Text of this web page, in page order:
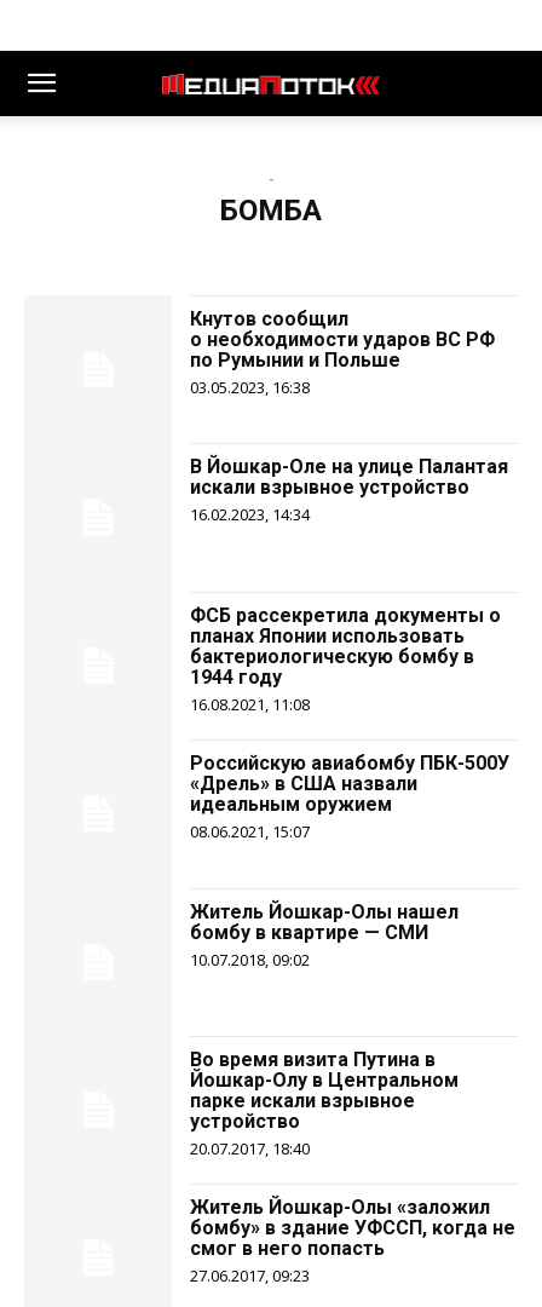
-
БОМБА
Кнутов сообщил
о необходимости ударов ВС РФ
по Румынии и Польше
03.05.2023, 16:38
В Йошкар-Оле на улице Палантая
искали взрывное устройство
16.02.2023, 14:34
ФСБ рассекретила документы о
планах Японии использовать
бактериологическую бомбу в
1944 году
16.08.2021, 11:08
Российскую авиабомбу ПБК-500У
«Дрель» в США назвали
идеальным оружием
08.06.2021, 15:07
Житель Йошкар-Олы нашел
бомбу в квартире — СМИ
10.07.2018, 09:02
Во время визита Путина в
Йошкар-Олу в Центральном
парке искали взрывное
устройство
20.07.2017, 18:40
Житель Йошкар-Олы «заложил
бомбу» в здание УФССП, когда не
смог в него попасть
27.06.2017, 09:23